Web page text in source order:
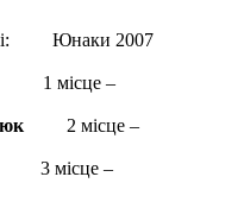
Юнаки 2007
1 місце –
2 місце –
3 місце –